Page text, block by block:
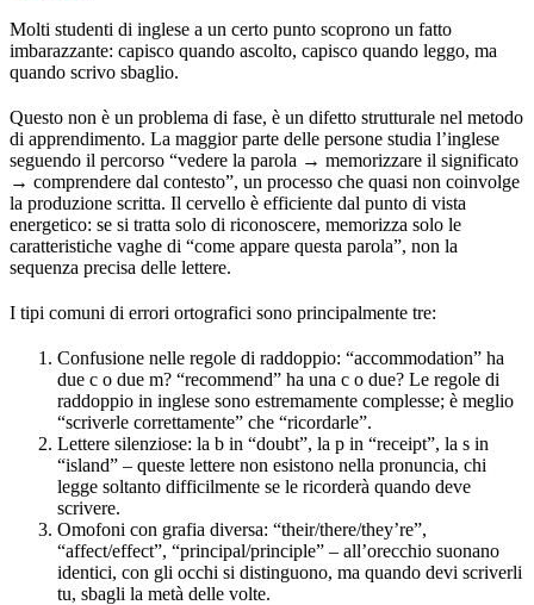
Molti studenti di inglese a un certo punto scoprono un fatto
imbarazzante: capisco quando ascolto, capisco quando leggo, ma
quando scrivo sbaglio.
Questo non è un problema di fase, è un difetto strutturale nel metodo
di apprendimento. La maggior parte delle persone studia l’inglese
seguendo il percorso “vedere la parola → memorizzare il significato
→ comprendere dal contesto”, un processo che quasi non coinvolge
la produzione scritta. Il cervello è efficiente dal punto di vista
energetico: se si tratta solo di riconoscere, memorizza solo le
caratteristiche vaghe di “come appare questa parola”, non la
sequenza precisa delle lettere.
I tipi comuni di errori ortografici sono principalmente tre:
Confusione nelle regole di raddoppio: “accommodation” ha
due c o due m? “recommend” ha una c o due? Le regole di
raddoppio in inglese sono estremamente complesse; è meglio
“scriverle correttamente” che “ricordarle”.
Lettere silenziose: la b in “doubt”, la p in “receipt”, la s in
“island” – queste lettere non esistono nella pronuncia, chi
legge soltanto difficilmente se le ricorderà quando deve
scrivere.
Omofoni con grafia diversa: “their/there/they’re”,
“affect/effect”, “principal/principle” – all’orecchio suonano
identici, con gli occhi si distinguono, ma quando devi scriverli
tu, sbagli la metà delle volte.